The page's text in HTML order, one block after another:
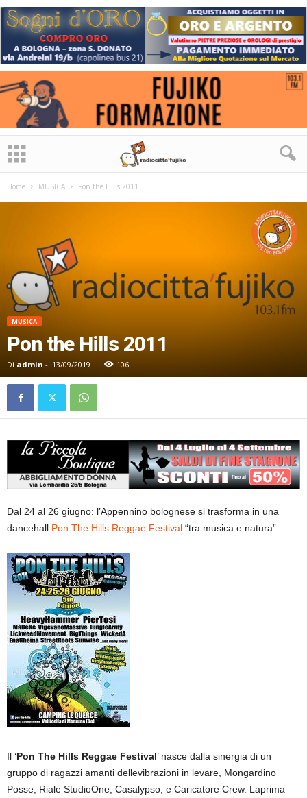
Home MUSICA Pon the Hills 2011
MUSICA
Pon the Hills 2011
Di admin - 13/09/2019 106
Dal 24 al 26 giugno: l’Appennino bolognese si trasforma in una
dancehall Pon The Hills Reggae Festival “tra musica e natura”
Il ‘Pon The Hills Reggae Festival’ nasce dalla sinergia di un
gruppo di ragazzi amanti dellevibrazioni in levare, Mongardino
Posse, Riale StudioOne, Casalypso, e Caricatore Crew. Laprima